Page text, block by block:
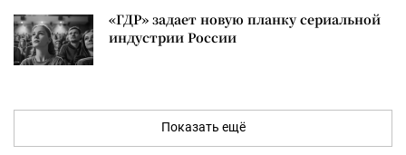
«ГДР» задает новую планку сериальной
индустрии России
Показать ещё